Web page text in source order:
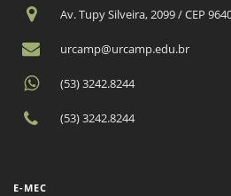
Av. Tupy Silveira, 2099 / CEP
urcamp@urcamp.edu.br
(53) 3242.8244
(53) 3242.8244
E-MEC